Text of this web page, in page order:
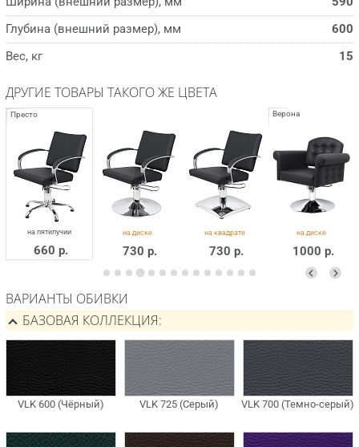
Глубина (внешний размер), мм
600
Вес, кг
15
ДРУГИЕ ТОВАРЫ ТАКОГО ЖЕ ЦВЕТА
660 р. 730 р. 730 р. 1000 р.
ВАРИАНТЫ ОБИВКИ
БАЗОВАЯ КОЛЛЕКЦИЯ